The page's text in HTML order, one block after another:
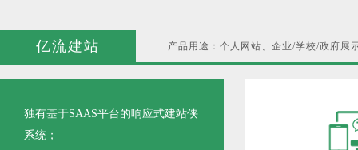
亿流建站 产品用途：个人网站、企业/学校/政府展
独有基于SAAS平台的响应式建站侠
系统；